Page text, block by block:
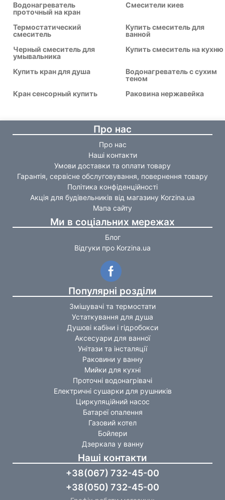
Водонагреватель
проточный на кран
Смесители киев
Термостатический
смеситель
Купить смеситель для
ванной
Черный смеситель для
умывальника
Купить смеситель на кухню
Купить кран для душа
Водонагреватель с сухим
теном
Кран сенсорный купить
Раковина нержавейка
Про нас
Про нас
Наші контакти
Умови доставки та оплати товару
Гарантія, сервісне обслуговування, повернення товару
Політика конфіденційності
Акція для будівельників від магазину Korzina.ua
Мапа сайту
Ми в соціальних мережах
Блог
Відгуки про Korzina.ua
Популярні розділи
Змішувачі та термостати
Устаткування для душа
Душові кабіни і гідробокси
Аксесуари для ванної
Унітази та інсталяції
Раковини у ванну
Мийки для кухні
Проточні водонагрівачі
Електричні сушарки для рушників
Циркуляційний насос
Батареї опалення
Газовий котел
Бойлери
Дзеркала у ванну
Наші контакти
+38(067) 732-45-00
+38(050) 732-45-00